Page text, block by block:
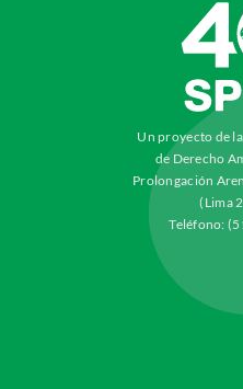
Un proyecto de
de Derecho
Prolongación
(Lima
Teléfono: